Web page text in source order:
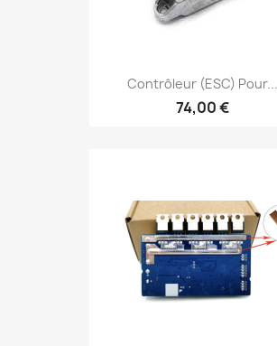
Contrôleur (ESC) Pour...
74,00 €